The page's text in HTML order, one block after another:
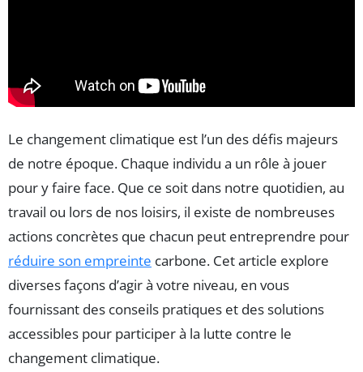
Le changement climatique est l’un des défis majeurs
de notre époque. Chaque individu a un rôle à jouer
pour y faire face. Que ce soit dans notre quotidien, au
travail ou lors de nos loisirs, il existe de nombreuses
actions concrètes que chacun peut entreprendre pour
réduire son empreinte carbone. Cet article explore
diverses façons d’agir à votre niveau, en vous
fournissant des conseils pratiques et des solutions
accessibles pour participer à la lutte contre le
changement climatique.